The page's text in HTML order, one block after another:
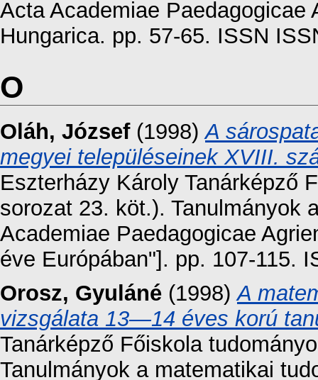
Acta Academiae
Hungarica. pp. 57-65. ISSN
O
Oláh, József(1998)A
megyei településeinek XVIII.
Eszterházy Károly Tanárképző
sorozat 23. köt.). Tanulmányok
Academiae Paedagogicae
éve Európában"]. pp. 107-115.
Orosz, Gyuláné (1998)A
vizsgálata 13—14 éves korú
Tanárképző Főiskola
Tanulmányok a matematikai